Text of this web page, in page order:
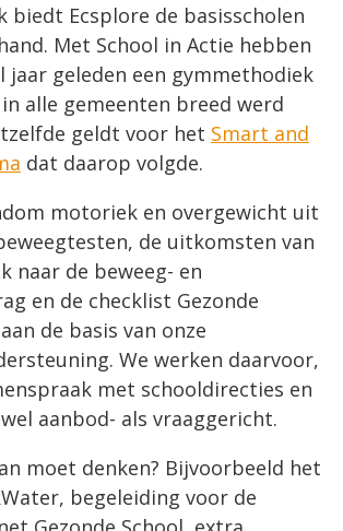
biedt Ecsplore de basisscholen
Met School in Actie hebben
jaar geleden een gymmethodiek
alle gemeenten breed werd
geldt voor het Smart and
dat daarop volgde.
motoriek en overgewicht uit
de uitkomsten van
naar de beweeg- en
en de checklist Gezonde
de basis van onze
We werken daarvoor,
met schooldirecties en
aanbod- als vraaggericht.
moet denken? Bijvoorbeeld het
begeleiding voor de